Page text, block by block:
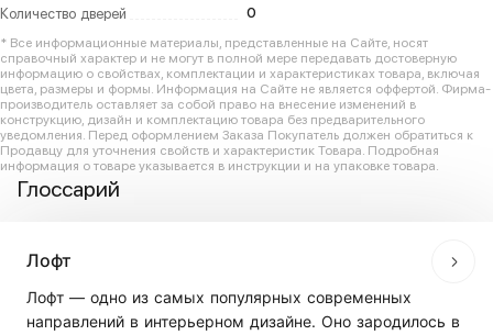
Количество дверей
0
* Все информационные материалы, представленные на Сайте, носят
справочный характер и не могут в полной мере передавать достоверную
информацию о свойствах, комплектации и характеристиках товара, включая
цвета, размеры и формы. Информация на Сайте не является оффертой. Фирма-
производитель оставляет за собой право на внесение изменений в
конструкцию, дизайн и комплектацию товара без предварительного
уведомления. Перед оформлением Заказа Покупатель должен обратиться к
Продавцу для уточнения свойств и характеристик Товара. Подробная
информация о товаре указывается в инструкции и на упаковке товара.
Глоссарий
Лофт
Лофт — одно из самых популярных современных
направлений в интерьерном дизайне. Оно зародилось в